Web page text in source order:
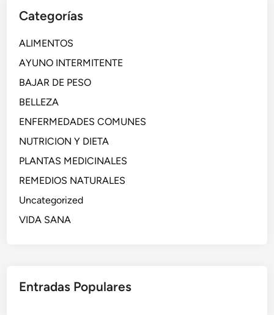
Categorías
ALIMENTOS
AYUNO INTERMITENTE
BAJAR DE PESO
BELLEZA
ENFERMEDADES COMUNES
NUTRICION Y DIETA
PLANTAS MEDICINALES
REMEDIOS NATURALES
Uncategorized
VIDA SANA
Entradas Populares